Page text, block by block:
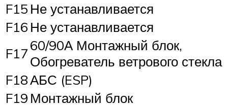
F15 Не устанавливается
F16 Не устанавливается
F1760/90А Монтажный блок,
Обогреватель ветрового стекла
F18АБС (ESP)
F19 Монтажный блок